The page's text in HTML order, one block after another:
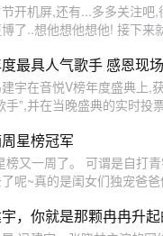
开机屏,还有...多多关注吧
了..想他想他想他! 接下来
最具人气歌手 感恩现
宇在音悦V榜年度盛典上,
手”,并在当晚盛典的实时投
星榜冠军
榜又一周了。 可谓是自打
呢~真的是闺女们独宠爸
，你就是那颗冉冉升起